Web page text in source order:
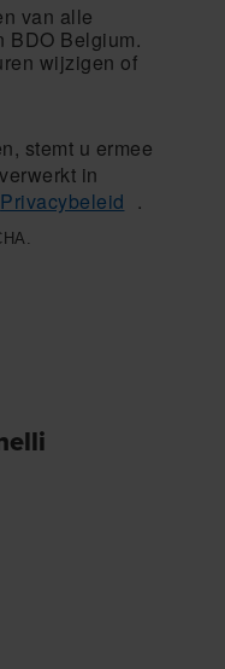
van alle
BDO Belgium.
wijzigen of
stemt u ermee
in
Privacybeleid .